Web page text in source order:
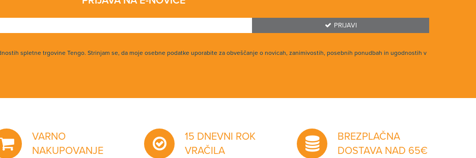
PRIJAVI
spletne trgovine Tengo. Strinjam se, da moje osebne podatke uporabite za obveščanje o novicah, zanimivostih, posebnih ponudbah in ugodnostih v
VARNO
NAKUPOVANJE
15 DNEVNI ROK
VRAČILA
BREZPLAČNA
DOSTAVA NAD 65€